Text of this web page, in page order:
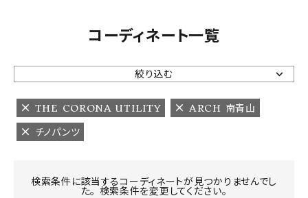
NEW ARRIVAL
ARCH EXCLUSIVE
BRAND
CATEGORY
コーディネート一覧
絞り込む
THE CORONA UTILITY
ARCH 南青山
チノパンツ
検索条件に該当するコーディネートが見つかりませんでし
た。 検索条件を変更してください。